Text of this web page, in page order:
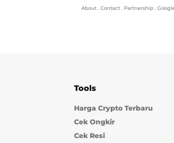
About . Contact . Partnership .
Tools
Harga Crypto Terbaru
Cek Ongkir
Cek Resi